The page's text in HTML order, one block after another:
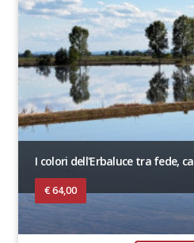
I colori dell'Erbaluce tra fede,
€ 64,00